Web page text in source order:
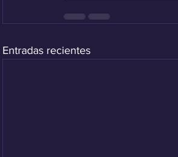
Entradas recientes